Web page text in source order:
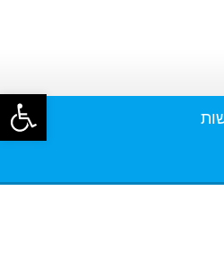
פתח